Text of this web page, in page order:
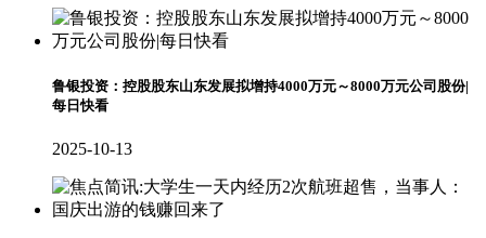
鲁银投资：控股股东山东发展拟增持4000万元～8000万元公司股份|
每日快看
2025-10-13